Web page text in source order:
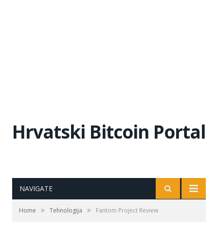
Hrvatski Bitcoin Portal
NAVIGATE
Home » Tehnologija » Fantom Project Review